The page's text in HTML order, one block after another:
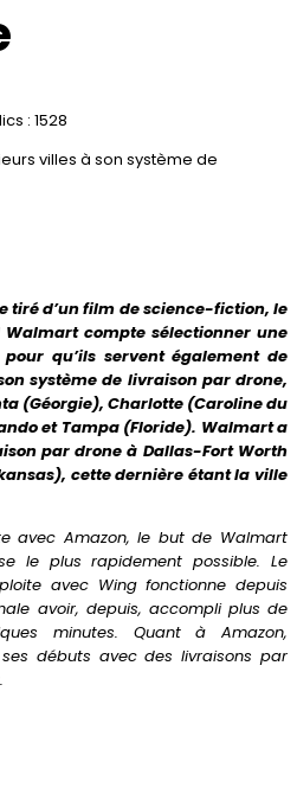
: 1528
tiré d’un film de science-fiction, le
compte sélectionner une
qu’ils servent également de
système de livraison par drone,
(Géorgie), Charlotte (Caroline du
et Tampa (Floride). Walmart a
par drone à Dallas-Fort Worth
cette dernière étant la ville
avec Amazon, le but de Walmart
le plus rapidement possible. Le
avec Wing fonctionne depuis
avoir, depuis, accompli plus de
minutes. Quant à Amazon,
ses débuts avec des livraisons par